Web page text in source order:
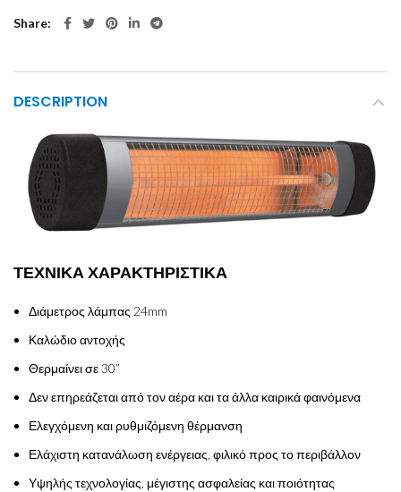
Share
DESCRIPTION
ΤΕΧΝΙΚΑ ΧΑΡΑΚΤΗΡΙΣΤΙΚΑ
Διάμετρος λάμπας 24mm
Καλώδιο αντοχής
Θερμαίνει σε 30”
Δεν επηρεάζεται από τον αέρα και τα άλλα καιρικά φαινόμενα
Ελεγχόμενη και ρυθμιζόμενη θέρμανση
Ελάχιστη κατανάλωση ενέργειας, φιλικό προς το περιβάλλον
Υψηλής τεχνολογίας, μέγιστης ασφαλείας και ποιότητας